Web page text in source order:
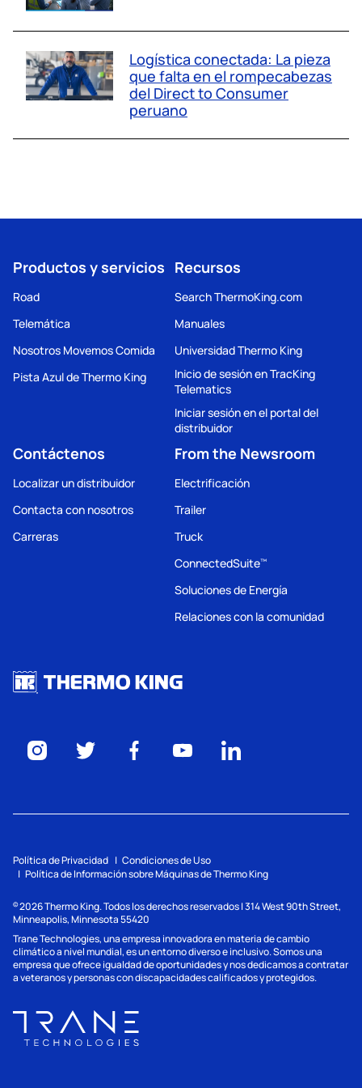
Logística conectada: La pieza
que falta en el rompecabezas
del Direct to Consumer
peruano
Productos y servicios
Road
Telemática
Nosotros Movemos Comida
Pista Azul de Thermo King
Recursos
Search ThermoKing.com
Manuales
Universidad Thermo King
Inicio de sesión en TracKing
Telematics
Iniciar sesión en el portal del
distribuidor
Contáctenos
Localizar un distribuidor
Contacta con nosotros
Carreras
From the Newsroom
Electrificación
Trailer
Truck
ConnectedSuite™
Soluciones de Energía
Relaciones con la comunidad
Política de Privacidad
Condiciones de Uso
Política de Información sobre Máquinas de Thermo King
© 2026Thermo King. Todos los derechos reservados | 314 West 90th Street,
Minneapolis, Minnesota 55420
Trane Technologies, una empresa innovadora en materia de cambio
climático a nivel mundial, es un entorno diverso e inclusivo. Somos una
empresa que ofrece igualdad de oportunidades y nos dedicamos a contratar
a veteranos y personas con discapacidades calificados y protegidos.